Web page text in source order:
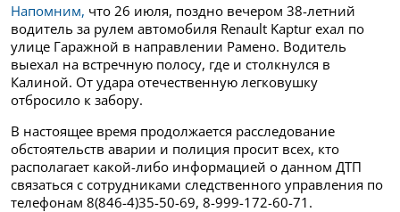
Напомним, что 26 июля, поздно вечером 38-летний
водитель за рулем автомобиля Renault Kaptur ехал по
улице Гаражной в направлении Рамено. Водитель
выехал на встречную полосу, где и столкнулся в
Калиной. От удара отечественную легковушку
отбросило к забору.
В настоящее время продолжается расследование
обстоятельств аварии и полиция просит всех, кто
располагает какой-либо информацией о данном ДТП
связаться с сотрудниками следственного управления по
телефонам 8(846-4)35-50-69, 8-999-172-60-71.